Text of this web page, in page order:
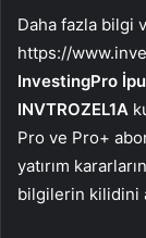
Daha fazla bilgi
https://
InvestingPro
INVTROZEL1A
Pro ve Pro+
yatırım
bilgilerin kilidini